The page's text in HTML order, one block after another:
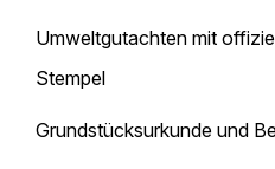
Umweltgutachten mit
Stempel
Grundstücksurkunde und